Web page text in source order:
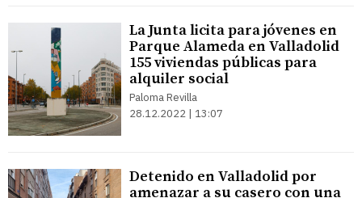
La Junta licita para jóvenes en
Parque Alameda en Valladolid
155 viviendas públicas para
alquiler social
Paloma Revilla
28.12.2022 | 13:07
Detenido en Valladolid por
amenazar a su casero con una